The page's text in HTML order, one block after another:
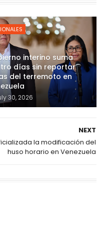
interino suma
días sin reportar
del terremoto en
30, 2026
NEXT
la modificación del
huso horario en Venezuela